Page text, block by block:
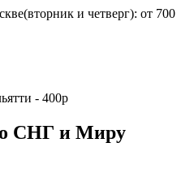
и четверг): от 700
- 400р
СНГ и Миру